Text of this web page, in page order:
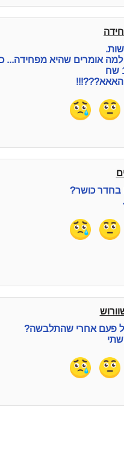
אומרים שהיא מפחידה...
בחדר כושר?
פעם אחרי שהתלבשה?